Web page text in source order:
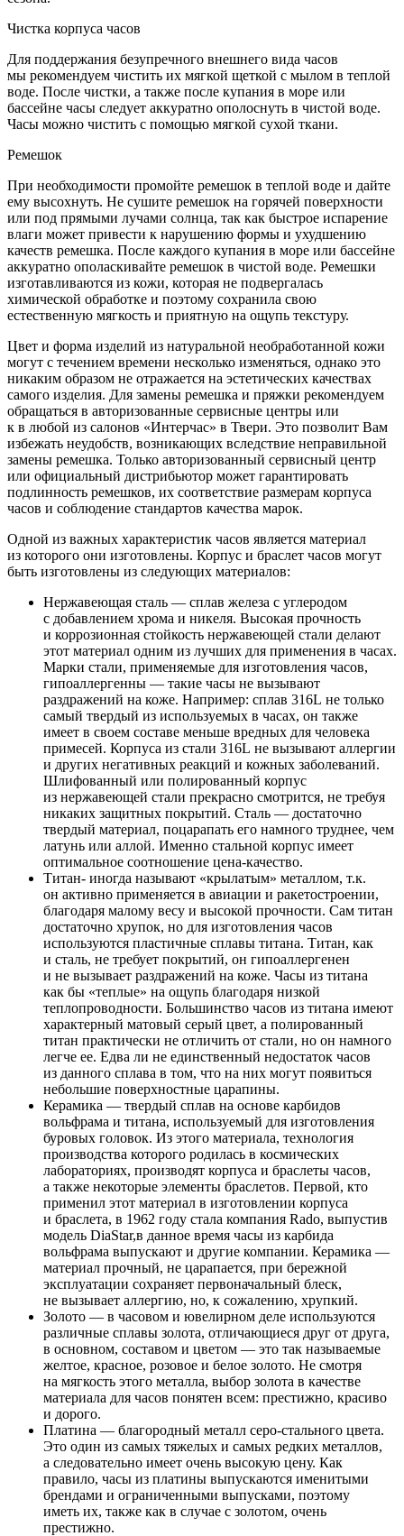
Чистка корпуса часов
Для поддержания безупречного внешнего вида часов
мы рекомендуем чистить их мягкой щеткой с мылом в теплой
воде. После чистки, а также после купания в море или
бассейне часы следует аккуратно ополоснуть в чистой воде.
Часы можно чистить с помощью мягкой сухой ткани.
Ремешок
При необходимости промойте ремешок в теплой воде и дайте
ему высохнуть. Не сушите ремешок на горячей поверхности
или под прямыми лучами солнца, так как быстрое испарение
влаги может привести к нарушению формы и ухудшению
качеств ремешка. После каждого купания в море или бассейне
аккуратно ополаскивайте ремешок в чистой воде. Ремешки
изготавливаются из кожи, которая не подвергалась
химической обработке и поэтому сохранила свою
естественную мягкость и приятную на ощупь текстуру.
Цвет и форма изделий из натуральной необработанной кожи
могут с течением времени несколько изменяться, однако это
никаким образом не отражается на эстетических качествах
самого изделия. Для замены ремешка и пряжки рекомендуем
обращаться в авторизованные сервисные центры или
к в любой из салонов «Интерчас» в Твери. Это позволит Вам
избежать неудобств, возникающих вследствие неправильной
замены ремешка. Только авторизованный сервисный центр
или официальный дистрибьютор может гарантировать
подлинность ремешков, их соответствие размерам корпуса
часов и соблюдение стандартов качества марок.
Одной из важных характеристик часов является материал
из которого они изготовлены. Корпус и браслет часов могут
быть изготовлены из следующих материалов:
Нержавеющая сталь — сплав железа с углеродом
с добавлением хрома и никеля. Высокая прочность
и коррозионная стойкость нержавеющей стали делают
этот материал одним из лучших для применения в часах.
Марки стали, применяемые для изготовления часов,
гипоаллергенны — такие часы не вызывают
раздражений на коже. Например: сплав 316L не только
самый твердый из используемых в часах, он также
имеет в своем составе меньше вредных для человека
примесей. Корпуса из стали 316L не вызывают аллергии
и других негативных реакций и кожных заболеваний.
Шлифованный или полированный корпус
из нержавеющей стали прекрасно смотрится, не требуя
никаких защитных покрытий. Сталь — достаточно
твердый материал, поцарапать его намного труднее, чем
латунь или аллой. Именно стальной корпус имеет
оптимальное соотношение цена-качество.
Титан- иногда называют «крылатым» металлом, т.к.
он активно применяется в авиации и ракетостроении,
благодаря малому весу и высокой прочности. Сам титан
достаточно хрупок, но для изготовления часов
используются пластичные сплавы титана. Титан, как
и сталь, не требует покрытий, он гипоаллергенен
и не вызывает раздражений на коже. Часы из титана
как бы «теплые» на ощупь благодаря низкой
теплопроводности. Большинство часов из титана имеют
характерный матовый серый цвет, а полированный
титан практически не отличить от стали, но он намного
легче ее. Едва ли не единственный недостаток часов
из данного сплава в том, что на них могут появиться
небольшие поверхностные царапины.
Керамика — твердый сплав на основе карбидов
вольфрама и титана, используемый для изготовления
буровых головок. Из этого материала, технология
производства которого родилась в космических
лабораториях, производят корпуса и браслеты часов,
а также некоторые элементы браслетов. Первой, кто
применил этот материал в изготовлении корпуса
и браслета, в 1962 году стала компания Rado, выпустив
модель DiaStar,в данное время часы из карбида
вольфрама выпускают и другие компании. Керамика —
материал прочный, не царапается, при бережной
эксплуатации сохраняет первоначальный блеск,
не вызывает аллергию, но, к сожалению, хрупкий.
Золото — в часовом и ювелирном деле используются
различные сплавы золота, отличающиеся друг от друга,
в основном, составом и цветом — это так называемые
желтое, красное, розовое и белое золото. Не смотря
на мягкость этого металла, выбор золота в качестве
материала для часов понятен всем: престижно, красиво
и дорого.
Платина — благородный металл серо-стального цвета.
Это один из самых тяжелых и самых редких металлов,
а следовательно имеет очень высокую цену. Как
правило, часы из платины выпускаются именитыми
брендами и ограниченными выпусками, поэтому
иметь их, также как в случае с золотом, очень
престижно.